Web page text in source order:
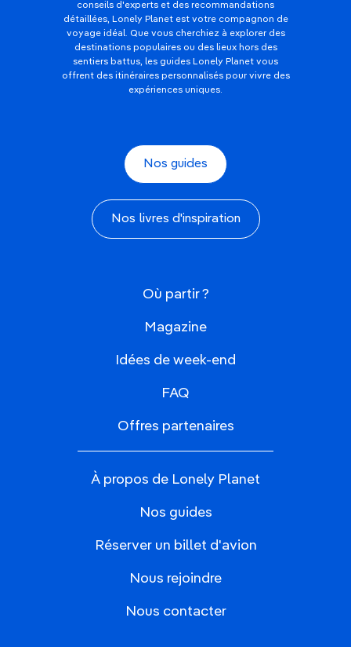
conseils d'experts et des recommandations
détaillées, Lonely Planet est votre compagnon de
voyage idéal. Que vous cherchiez à explorer des
destinations populaires ou des lieux hors des
sentiers battus, les guides Lonely Planet vous
offrent des itinéraires personnalisés pour vivre des
expériences uniques.
Nos guides
Nos livres d'inspiration
Où partir ?
Magazine
Idées de week-end
FAQ
Offres partenaires
À propos de Lonely Planet
Nos guides
Réserver un billet d'avion
Nous rejoindre
Nous contacter